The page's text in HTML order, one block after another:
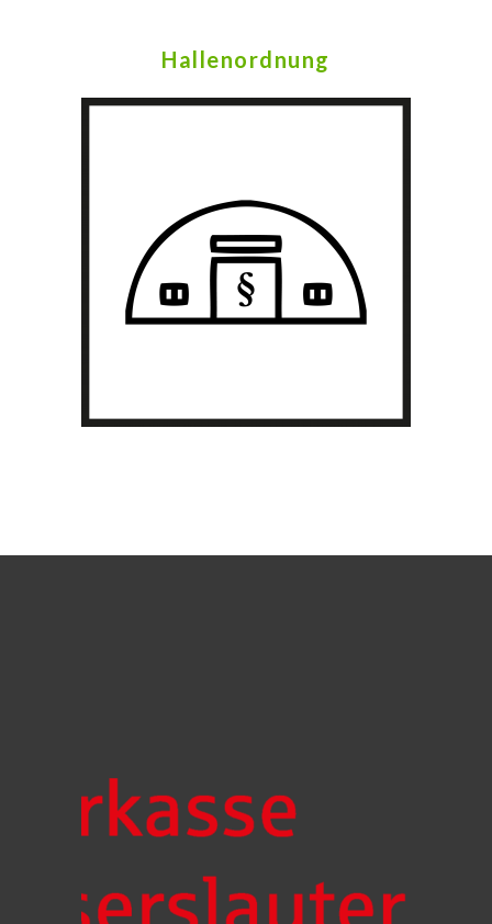
Hallenordnung